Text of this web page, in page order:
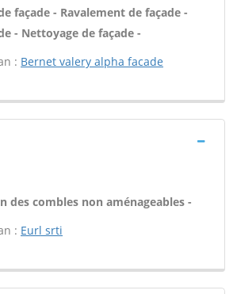
façade - Ravalement de façade -
- Nettoyage de façade -
: Bernet valery alpha facade
des combles non aménageables -
: Eurl srti